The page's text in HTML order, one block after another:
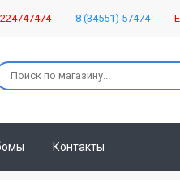
8 (34551) 57474
Контакты